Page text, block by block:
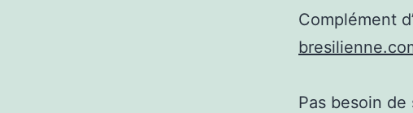
Complément
Pas besoin de